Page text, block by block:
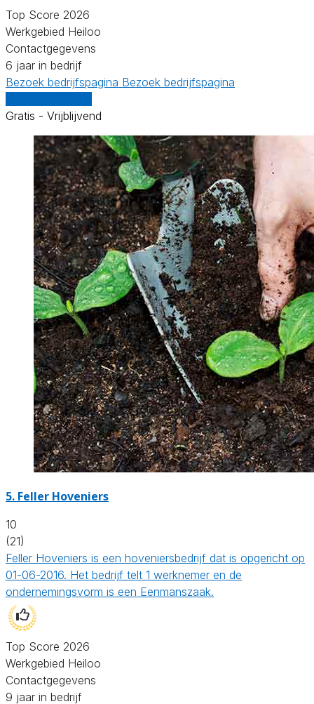
Top Score 2026
Werkgebied Heiloo
Contactgegevens
6 jaar in bedrijf
Bezoek bedrijfspagina Bezoek bedrijfspagina
Gratis - Vrijblijvend
5. Feller Hoveniers
10
(21)
Feller Hoveniers is een hoveniersbedrijf dat is opgericht op
01-06-2016. Het bedrijf telt 1 werknemer en de
ondernemingsvorm is een Eenmanszaak.
Top Score 2026
Werkgebied Heiloo
Contactgegevens
9 jaar in bedrijf